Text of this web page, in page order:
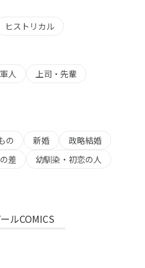
ヒストリカル
人
上司・先輩
の 新婚
政略結婚
差
幼馴染・初恋の人
ルCOMICS